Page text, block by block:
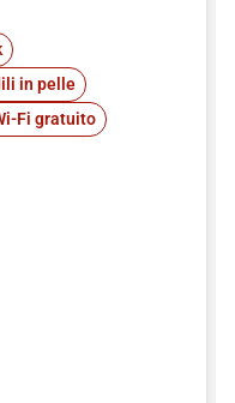
in pelle
Fi gratuito